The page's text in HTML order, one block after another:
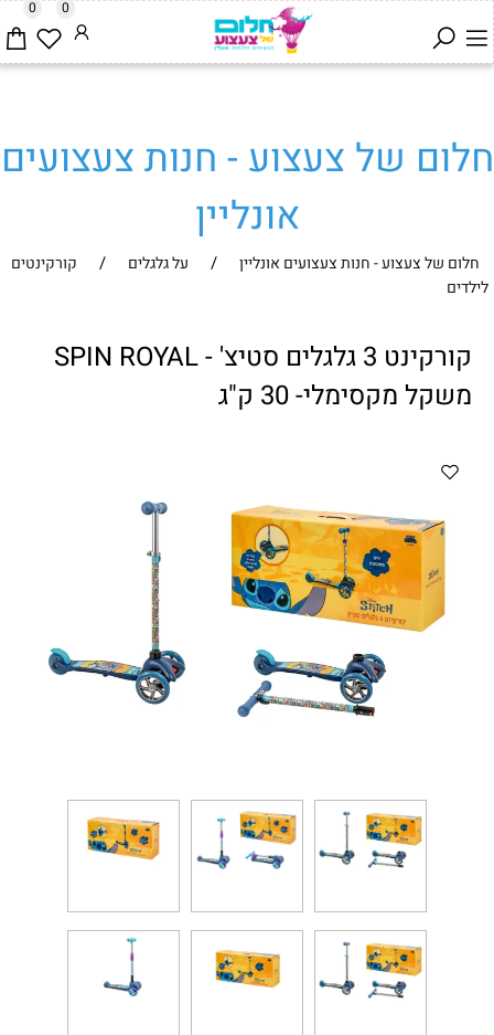
0 0
חלום של צעצוע - חנות צעצועים
אונליין
חלום של צעצוע - חנות צעצועים אונליין / על גלגלים /
קורקינטים
לילדים
קורקינט 3 גלגלים סטיצ' - SPIN ROYAL
משקל מקסימלי- 30 ק"ג